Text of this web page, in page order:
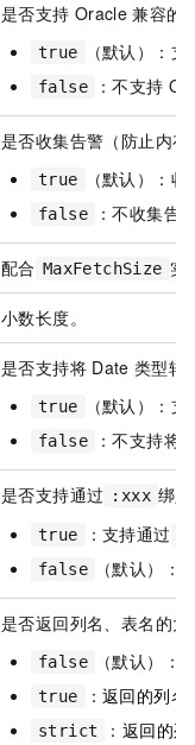
是否支持 Oracle 兼容的
true （默认）：支
false ：不支持
是否收集告警（防止内
true （默认）：
false ：不收集告
配合 MaxFetchSize 实
小数长度。
是否支持将 Date 类型转
true （默认）：
false ：不支持将
是否支持通过 :xxx 绑
true ：支持通过
false
（默认）：
是否返回列名、表名的
false （默认）：
true ：返回的列名
strict ： 返回的